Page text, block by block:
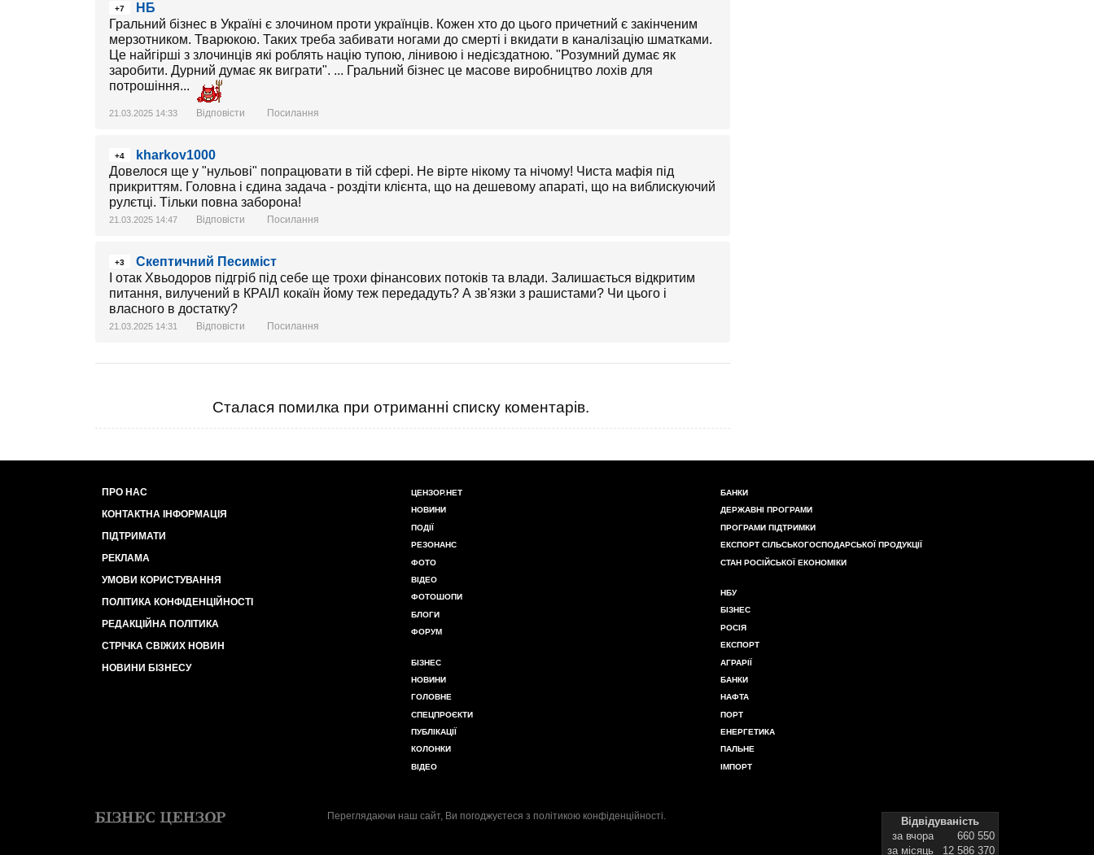
+7
НБ
Гральний бізнес в Україні є злочином проти українців. Кожен хто до цього причетний є закінченим
мерзотником. Тварюкою. Таких треба забивати ногами до смерті і вкидати в каналізацію шматками.
Це найгірші з злочинців які роблять націю тупою, лінивою і недієздатною. "Розумний думає як
заробити. Дурний думає як виграти". ... Гральний бізнес це масове виробництво лохів для
потрошіння...
21.03.2025 14:33 Відповісти Посилання
+4
kharkov1000
Довелося ще у "нульові" попрацювати в тій сфері. Не вірте нікому та нічому! Чиста мафія під
прикриттям. Головна і єдина задача - роздіти клієнта, що на дешевому апараті, що на виблискуючий
рулєтці. Тільки повна заборона!
21.03.2025 14:47 Відповісти Посилання
+3
Скептичний Песиміст
І отак Хвьодоров підгріб під себе ще трохи фінансових потоків та влади. Залишається відкритим
питання, вилучений в КРАІЛ кокаїн йому теж передадуть? А зв'язки з рашистами? Чи цього і
власного в достатку?
21.03.2025 14:31 Відповісти Посилання
Сталася помилка при отриманні списку коментарів.
ПРО НАС
КОНТАКТНА ІНФОРМАЦІЯ
ПІДТРИМАТИ
РЕКЛАМА
УМОВИ КОРИСТУВАННЯ
ПОЛІТИКА КОНФІДЕНЦІЙНОСТІ
РЕДАКЦІЙНА ПОЛІТИКА
СТРІЧКА СВІЖИХ НОВИН
НОВИНИ БІЗНЕСУ
ЦЕНЗОР.НЕТ
НОВИНИ
ПОДІЇ
РЕЗОНАНС
ФОТО
ВІДЕО
ФОТОШОПИ
БЛОГИ
ФОРУМ
БІЗНЕС
НОВИНИ
ГОЛОВНЕ
СПЕЦПРОЄКТИ
ПУБЛІКАЦІЇ
КОЛОНКИ
ВІДЕО
БАНКИ
ДЕРЖАВНІ ПРОГРАМИ
ПРОГРАМИ ПІДТРИМКИ
ЕКСПОРТ СІЛЬСЬКОГОСПОДАРСЬКОЇ ПРОДУКЦІЇ
СТАН РОСІЙСЬКОЇ ЕКОНОМІКИ
НБУ
БІЗНЕС
РОСІЯ
ЕКСПОРТ
АГРАРІЇ
БАНКИ
НАФТА
ПОРТ
ЕНЕРГЕТИКА
ПАЛЬНЕ
ІМПОРТ
Переглядаючи наш сайт, Ви погоджуєтеся з політикою конфіденційності.
Відвідуваність
за вчора
660 550
за місяць
12 586 370